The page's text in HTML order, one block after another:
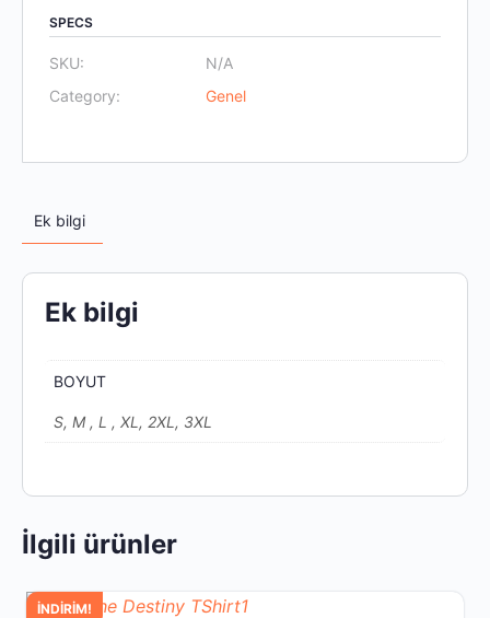
T-
quantity
SPECS
SKU:
N/A
Category:
Genel
Ek bilgi
Ek bilgi
BOYUT
S, M , L , XL, 2XL, 3XL
İlgili ürünler
İNDIRIM!
Bu